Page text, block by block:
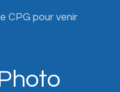
CPG pour venir